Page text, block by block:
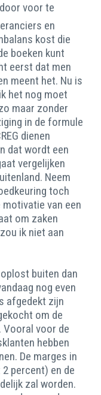
voor te
en
kost die
boeken kunt
eerst dat men
meent het. Nu is
het nog moet
maar zonder
in de formule
dienen
dat wordt een
vergelijken
Neem
toch
van een
om zaken
ik niet aan
buiten dan
nog even
afgedekt zijn
om de
Vooral voor de
hebben
De marges in
percent) en de
zal worden.